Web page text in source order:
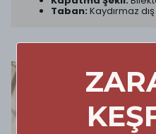
Taban: Kaydırmaz